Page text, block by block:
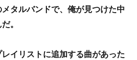
タルバンドで、俺が見つけた中
。
イリストに追加する曲があった